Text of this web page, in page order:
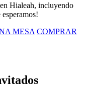
Hialeah, incluyendo
MESA COMPRAR